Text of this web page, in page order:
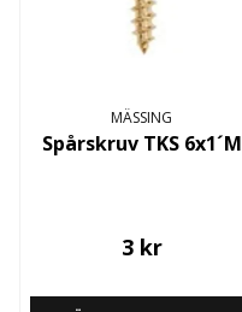
MÄSSING
Spårskruv TKS 6x1´M
3 kr